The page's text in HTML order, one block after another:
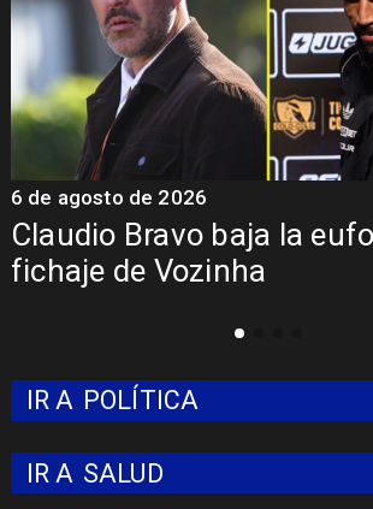
Claudio Bravo baja la
fichaje de Vozinha
6 de agosto de 2026
IR A POLÍTICA
IR A SALUD